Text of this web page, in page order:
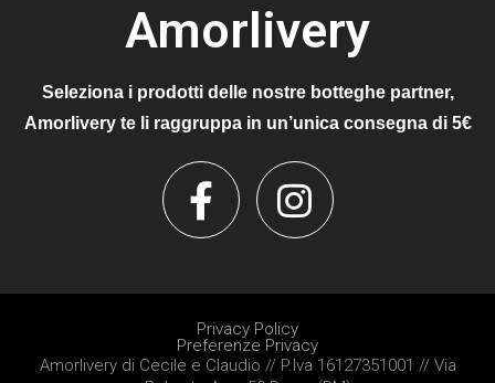
Amorlivery
Seleziona i prodotti delle nostre botteghe partner,
Amorlivery te li raggruppa in un’unica consegna di 5€
Privacy Policy
Preferenze Privacy
Amorlivery di Cecile e Claudio // P.Iva 16127351001 // Via